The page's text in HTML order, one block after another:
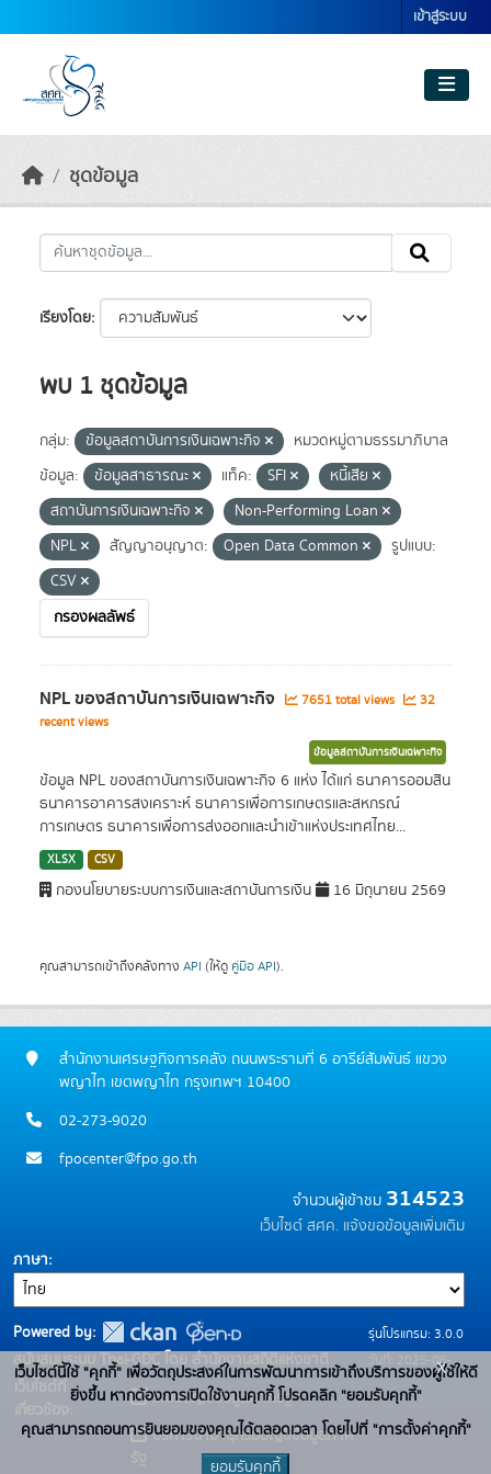
เข้าสู่ระบบ
ชุดข้อมูล
เรียงโดย
พบ 1 ชุดข้อมูล
กลุ่ม: ข้อมูลสถาบันการเงินเฉพาะกิจ
หมวดหมู่ตามธรรมาภิบาล
ข้อมูล:
ข้อมูลสาธารณะ แท็ค: SFI
หนี้เสีย
สถาบันการเงินเฉพาะกิจ
Non-Performing Loan
NPL
สัญญาอนุญาต: Open Data Common
รูปแบบ:
CSV
กรองผลลัพธ์
NPL ของสถาบันการเงินเฉพาะกิจ 7651 total views
32
recent views
ข้อมูลสถาบันการเงินเฉพาะกิจ
ข้อมูล NPL ของสถาบันการเงินเฉพาะกิจ 6 แห่ง ได้แก่ ธนาคารออมสิน
ธนาคารอาคารสงเคราะห์ ธนาคารเพื่อการเกษตรและสหกรณ์
การเกษตร ธนาคารเพื่อการส่งออกและนำเข้าแห่งประเทศไทย...
XLSX CSV
กองนโยบายระบบการเงินและสถาบันการเงิน 16 มิถุนายน 2569
คุณสามารถเข้าถึงคลังทาง API (ให้ดู คู่มือ API).
สำนักงานเศรษฐกิจการคลัง ถนนพระรามที่ 6 อารีย์สัมพันธ์ แขวง
พญาไท เขตพญาไท กรุงเทพฯ 10400
02-273-9020
fpocenter@fpo.go.th
จำนวนผู้เข้าชม 314523
เว็บไซต์ สศค. แจ้งขอข้อมูลเพิ่มเติม
ภาษา
Powered by:
สนับสนุนระบบ Thai-GDC โดย สำนักงานสถิติแห่งชาติ
เว็บไซต์ที่
เกี่ยวข้อง:
ระบบบัญชีข้อมูลภาครัฐ
บริการนามานุกรมบัญชีข้อมูลภาค
รุ่นโปรแกรม: 3.0.0
วันที่: 2025-06-
10
เว็บไซต์นี้ใช้ "คุกกี้" เพื่อวัตถุประสงค์ในการพัฒนาการเข้าถึงบริการของผู้ใช้ให้ดี
ยิ่งขึ้น หากต้องการเปิดใช้งานคุกกี้ โปรดคลิก "ยอมรับคุกกี้"
คุณสามารถถอนการยินยอมของคุณได้ตลอดเวลา โดยไปที่ "การตั้งค่าคุกกี้"
ยอมรับคุกกี้
x